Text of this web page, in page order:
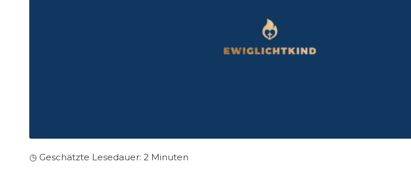
◷ Geschätzte Lesedauer: 2 Minuten